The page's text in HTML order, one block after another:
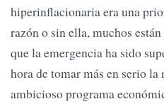
hiperinflacionaria era una
razón o sin ella, muchos
que la emergencia ha sido
hora de tomar más en serio la
ambicioso programa